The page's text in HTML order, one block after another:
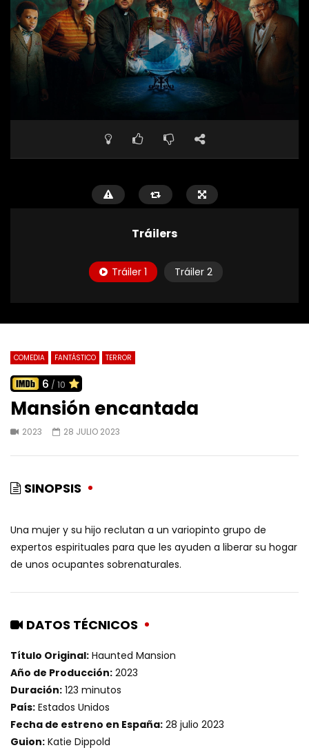
Tráilers
Tráiler 1 Tráiler 2
COMEDIA FANTÁSTICO TERROR
6 / 10
Mansión encantada
2023 28 JULIO 2023
SINOPSIS
Una mujer y su hijo reclutan a un variopinto grupo de
expertos espirituales para que les ayuden a liberar su hogar
de unos ocupantes sobrenaturales.
DATOS TÉCNICOS
Título Original: Haunted Mansion
Año de Producción: 2023
Duración: 123 minutos
País: Estados Unidos
Fecha de estreno en España: 28 julio 2023
Guion: Katie Dippold